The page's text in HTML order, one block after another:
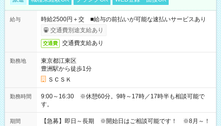
給与
時給2500円＋交 ■給与の前払いが可能な速払いサービスあり
交通費別途支給あり
交通費 交通費支給あり
勤務地
東京都江東区
豊洲駅から徒歩1分
ＳＣＳＫ
勤務時間
9:00～16:30 ※休憩60分。9時～17時／17時半も相談可能で
す。
期間 【急募】即日～長期 ※開始日はご相談可能です！ ※8月～！